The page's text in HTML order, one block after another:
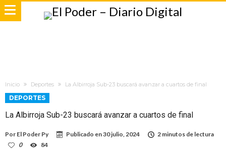
Inicio Deportes La Albirroja Sub-23 buscará avanzar a cuartos de final
DEPORTES
La Albirroja Sub-23 buscará avanzar a cuartos de final
Por El Poder Py Publicado en30 julio, 2024
2 minutos de lectura
0
84